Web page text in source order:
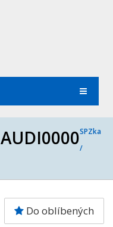
AUDI0000SPZka
/
Do oblíbených